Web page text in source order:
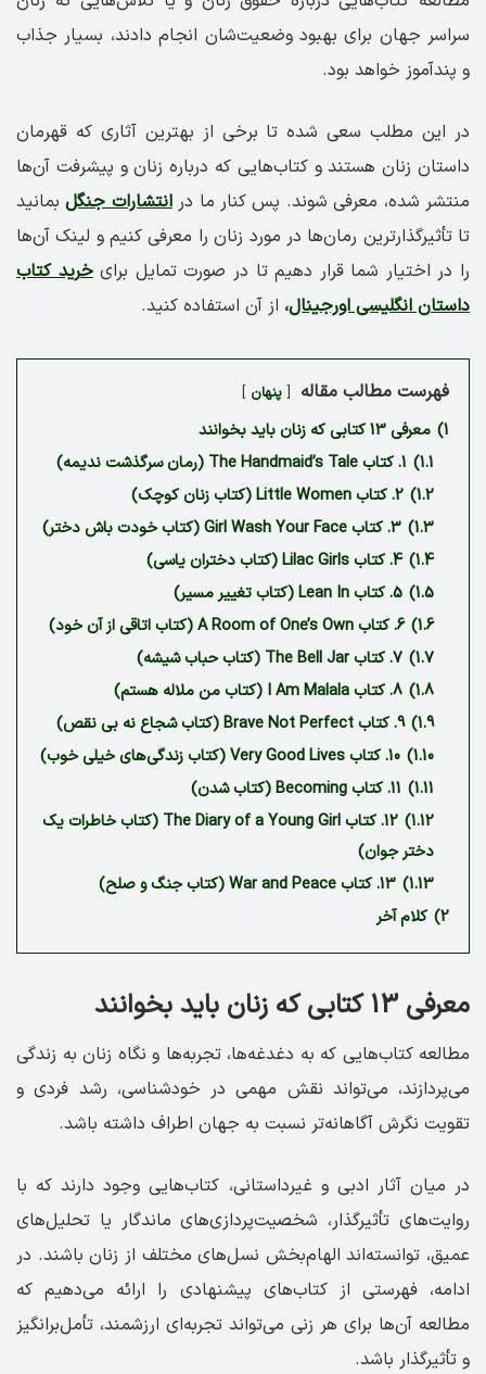
سراسر جهان برای بهبود وضعیت‌شان انجام دادند، بسیار جذاب
و پندآموز خواهد بود.
در این مطلب سعی شده تا برخی از بهترین آثاری که قهرمان‌
داستان زنان هستند و کتاب‌هایی که درباره‌ زنان و پیشرفت آن‌ها
منتشر شده‌، معرفی شوند. پس کنار ما درانتشارات جنگلبمانید
تا تأثیرگذارترین رمان‌ها در مورد زنان را معرفی کنیم و لینک آن‌ها
را در اختیار شما قرار دهیم تا در صورت تمایل برایخرید کتاب
داستان انگلیسی اورجینال، از آن استفاده کنید.
فهرست مطالب مقاله پنهان
1) معرفی 13 کتابی که زنان باید بخوانند
1.1)
1. کتاب The Handmaid’s Tale (رمان سرگذشت ندیمه)
1.2) 2. کتاب Little Women (کتاب زنان کوچک)
1.3) 3. کتاب Girl Wash Your Face (کتاب خودت باش دختر)
1.4) 4. کتاب Lilac Girls (کتاب دختران یاسی)
1.5) 5. کتاب Lean In (کتاب تغییر مسیر)
1.6) 6. کتاب A Room of One’s Own (کتاب اتاقی از آن خود)
1.7) 7. کتاب The Bell Jar (کتاب حباب شیشه)
1.8) 8. کتاب I Am Malala (کتاب من ملاله هستم)
1.9) 9. کتاب Brave Not Perfect (کتاب شجاع نه بی نقص)
1.10) 10. کتاب Very Good Lives (کتاب زندگی‌های خیلی خوب)
1.11)
11. کتاب Becoming (کتاب شدن)
1.12)
12. کتاب The Diary of a Young Girl (کتاب خاطرات یک
دختر جوان)
1.13) 13. کتاب War and Peace (کتاب جنگ و صلح)
2) کلام آخر
معرفی 13 کتابی که زنان باید بخوانند
مطالعه کتاب‌هایی که به دغدغه‌ها، تجربه‌ها و نگاه زنان به زندگی
می‌پردازند، می‌تواند نقش مهمی در خودشناسی، رشد فردی و
تقویت نگرش آگاهانه‌تر نسبت به جهان اطراف داشته باشد.
در میان آثار ادبی و غیرداستانی، کتاب‌هایی وجود دارند که با
روایت‌های تأثیرگذار، شخصیت‌پردازی‌های ماندگار یا تحلیل‌های
عمیق، توانسته‌اند الهام‌بخش نسل‌های مختلف از زنان باشند. در
ادامه، فهرستی از کتاب‌های پیشنهادی را ارائه می‌دهیم که
مطالعه آن‌ها برای هر زنی می‌تواند تجربه‌ای ارزشمند، تأمل‌برانگیز
و تأثیرگذار باشد.